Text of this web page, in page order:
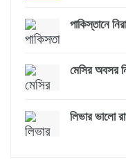
পাকিস্তানে
মেসির অবসর
লিভার ভালো